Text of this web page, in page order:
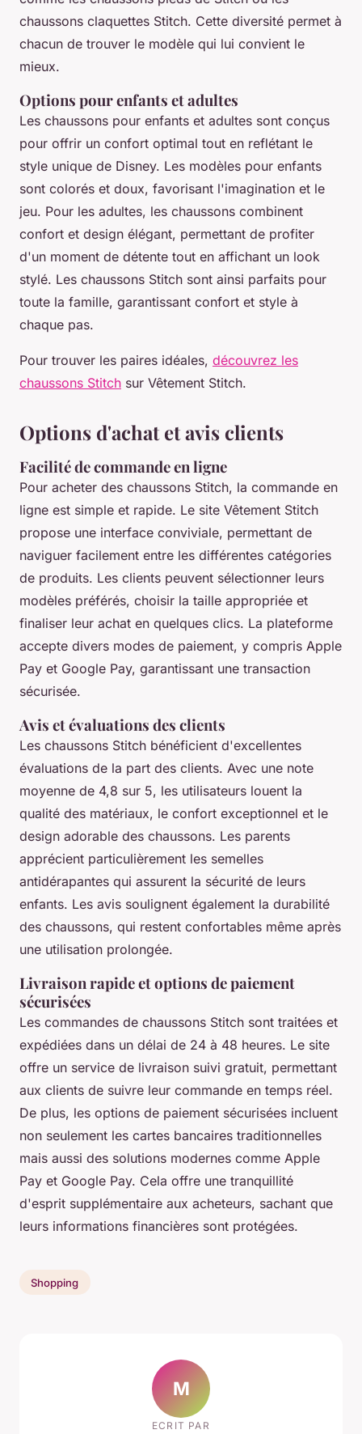
chaussons claquettes Stitch. Cette diversité permet à
chacun de trouver le modèle qui lui convient le
mieux.
Options pour enfants et adultes
Les chaussons pour enfants et adultes sont conçus
pour offrir un confort optimal tout en reflétant le
style unique de Disney. Les modèles pour enfants
sont colorés et doux, favorisant l'imagination et le
jeu. Pour les adultes, les chaussons combinent
confort et design élégant, permettant de profiter
d'un moment de détente tout en affichant un look
stylé. Les chaussons Stitch sont ainsi parfaits pour
toute la famille, garantissant confort et style à
chaque pas.
Pour trouver les paires idéales, découvrez les
chaussons Stitch sur Vêtement Stitch.
Options d'achat et avis clients
Facilité de commande en ligne
Pour acheter des chaussons Stitch, la commande en
ligne est simple et rapide. Le site Vêtement Stitch
propose une interface conviviale, permettant de
naviguer facilement entre les différentes catégories
de produits. Les clients peuvent sélectionner leurs
modèles préférés, choisir la taille appropriée et
finaliser leur achat en quelques clics. La plateforme
accepte divers modes de paiement, y compris Apple
Pay et Google Pay, garantissant une transaction
sécurisée.
Avis et évaluations des clients
Les chaussons Stitch bénéficient d'excellentes
évaluations de la part des clients. Avec une note
moyenne de 4,8 sur 5, les utilisateurs louent la
qualité des matériaux, le confort exceptionnel et le
design adorable des chaussons. Les parents
apprécient particulièrement les semelles
antidérapantes qui assurent la sécurité de leurs
enfants. Les avis soulignent également la durabilité
des chaussons, qui restent confortables même après
une utilisation prolongée.
Livraison rapide et options de paiement
sécurisées
Les commandes de chaussons Stitch sont traitées et
expédiées dans un délai de 24 à 48 heures. Le site
offre un service de livraison suivi gratuit, permettant
aux clients de suivre leur commande en temps réel.
De plus, les options de paiement sécurisées incluent
non seulement les cartes bancaires traditionnelles
mais aussi des solutions modernes comme Apple
Pay et Google Pay. Cela offre une tranquillité
d'esprit supplémentaire aux acheteurs, sachant que
leurs informations financières sont protégées.
Shopping
M
ECRIT PAR